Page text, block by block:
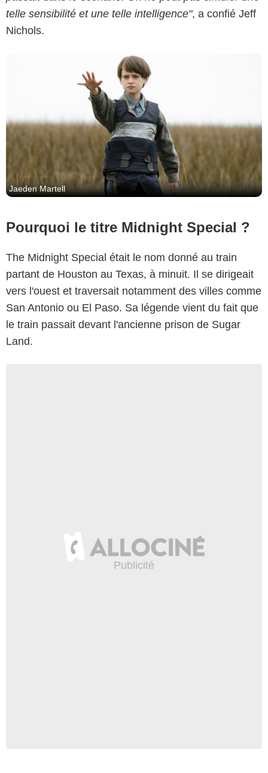
telle sensibilité et une telle intelligence", a confié Jeff
Nichols.
Jaeden Martell
Pourquoi le titre Midnight Special ?
The Midnight Special était le nom donné au train
partant de Houston au Texas, à minuit. Il se dirigeait
vers l'ouest et traversait notamment des villes comme
San Antonio ou El Paso. Sa légende vient du fait que
le train passait devant l'ancienne prison de Sugar
Land.